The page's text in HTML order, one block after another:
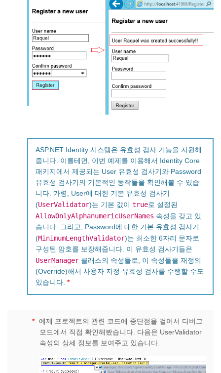
ASP.NET Identity 시스템은 유효성 검사 기능을 지원해
줍니다. 이를테면, 이번 예제를 이용해서 Identity Core
패키지에서 제공되는 User 유효성 검사기와 Password
유효성 검사기의 기본적인 동작들을 확인해볼 수 있습
니다. 가령, User에 대한 기본 유효성 검사기
(UserValidator)는 기본 값이 true로 설정된
AllowOnlyAlphanumericUserNames 속성을 갖고 있
습니다. 그리고, Password에 대한 기본 유효성 검사기
(MinimumLengthValidator)는 최소한 6자리 문자로
구성된 암호를 보장해줍니다. 이 유효성 검사기들은
UserManager 클래스의 속성들로, 이 속성들을 재정의
(Override)해서 사용자 지정 유효성 검사를 수행할 수도
있습니다. *
* 예제 프로젝트의 관련 코드에 중단점을 걸어서 디버그
모드에서 직접 확인해봤습니다. 다음은 UserValidator
속성의 상세 정보를 보여주고 있습니다.